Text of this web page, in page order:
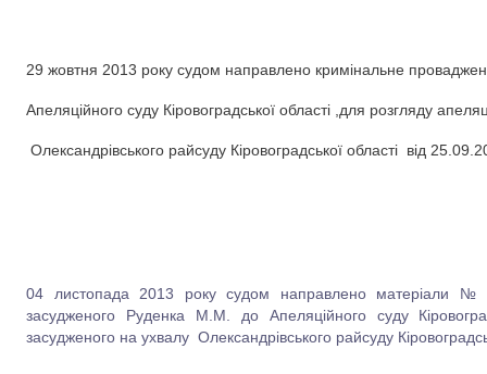
29 жовтня 2013 року судом направлено кримінальне
Апеляційного суду Кіровоградської області ,для розгляду
Олександрівського райсуду Кіровоградської області від
04 листопада 2013 року судом направлено матеріали №
засудженого Руденка М.М. до Апеляційного суду
засудженого на ухвалу Олександрівського райсуду